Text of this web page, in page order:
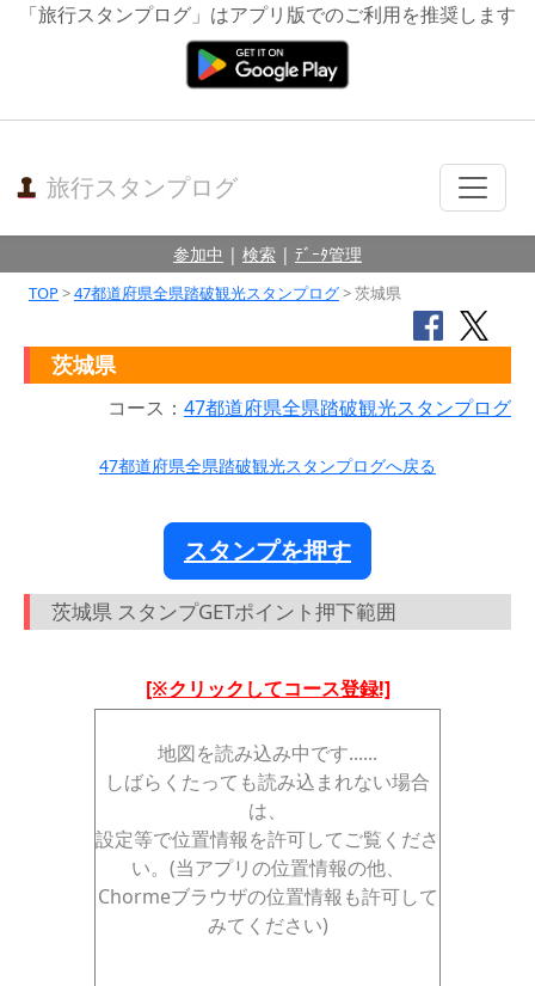
「旅行スタンプログ」はアプリ版でのご利用を推奨します
旅行スタンプログ
参加中 | 検索 | ﾃﾞｰﾀ管理
TOP>47都道府県全県踏破観光スタンプログ> 茨城県
茨城県
コース： 47都道府県全県踏破観光スタンプログ
47都道府県全県踏破観光スタンプログへ戻る
スタンプを押す
茨城県 スタンプGETポイント押下範囲
[※クリックしてコース登録!]
地図を読み込み中です......
しばらくたっても読み込まれない場合
は、
設定等で位置情報を許可してご覧くださ
い。(当アプリの位置情報の他、
Chormeブラウザの位置情報も許可して
みてください)